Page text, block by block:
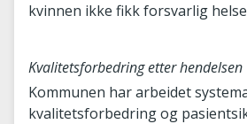
kvinnen ikke fikk forsvarlig
Kvalitetsforbedring etter hendelsen
Kommunen har arbeidet
kvalitetsforbedring og